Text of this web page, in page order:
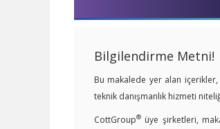
Bilgilendirme Metni!
Bu makalede yer alan
teknik danışmanlık hizmeti
CottGroup® üye şirketleri,